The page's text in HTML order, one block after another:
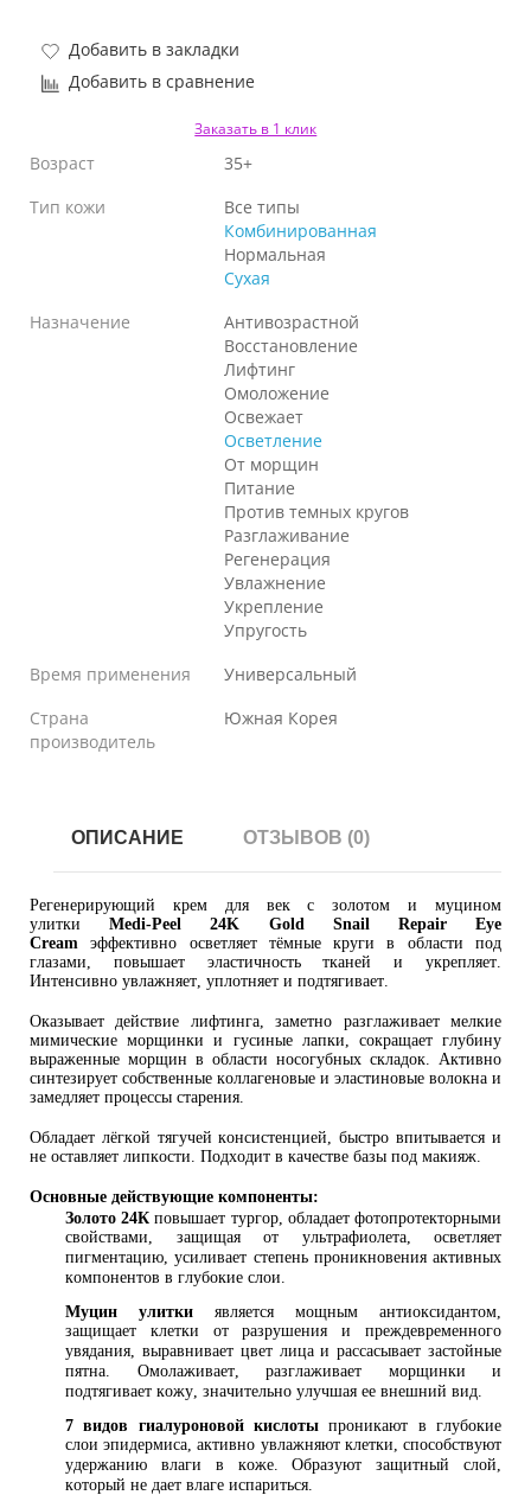
Добавить в закладки
Добавить в сравнение
Заказать в 1 клик
Возраст
35+
Тип кожи
Все типы
Комбинированная
Нормальная
Сухая
Назначение
Антивозрастной
Восстановление
Лифтинг
Омоложение
Освежает
Осветление
От морщин
Питание
Против темных кругов
Разглаживание
Регенерация
Увлажнение
Укрепление
Упругость
Время применения
Универсальный
Страна
производитель
Южная Корея
ОПИСАНИЕ ОТЗЫВОВ (0)
Регенерирующий крем для век с золотом и муцином
улитки
Medi-Peel 24K Gold Snail Repair Eye
Cream
эффективно осветляет тёмные круги в области под
глазами, повышает эластичность тканей и укрепляет.
Интенсивно увлажняет, уплотняет и подтягивает.
Оказывает действие лифтинга, заметно разглаживает мелкие
мимические морщинки и гусиные лапки, сокращает глубину
выраженные морщин в области носогубных складок. Активно
синтезирует собственные коллагеновые и эластиновые волокна и
замедляет процессы старения.
Обладает лёгкой тягучей консистенцией, быстро впитывается и
не оставляет липкости. Подходит в качестве базы под макияж.
Основные действующие компоненты:
Золото 24Кповышает тургор, обладает фотопротекторными
свойствами, защищая от ультрафиолета, осветляет
пигментацию, усиливает степень проникновения активных
компонентов в глубокие слои.
Муцин улитки является мощным антиоксидантом,
защищает клетки от разрушения и преждевременного
увядания, выравнивает цвет лица и рассасывает застойные
пятна. Омолаживает, разглаживает морщинки и
подтягивает кожу, значительно улучшая ее внешний вид.
7 видов гиалуроновой кислотыпроникают в глубокие
слои эпидермиса, активно увлажняют клетки, способствуют
удержанию влаги в коже. Образуют защитный слой,
который не дает влаге испариться.